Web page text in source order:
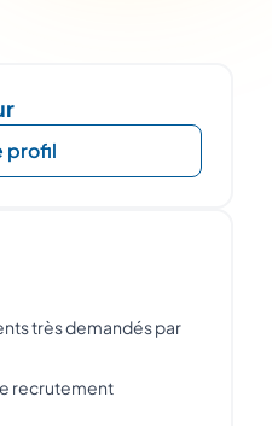
profil
très demandés par
recrutement